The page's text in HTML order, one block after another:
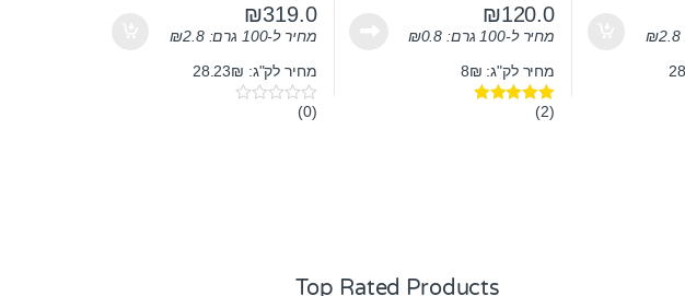
₪2.8
₪120.0
מחיר ל-100 גרם: ₪0.8
מחיר לק"ג: 8₪
דורג(2)
₪319.0
מחיר ל-100 גרם: ₪2.8
מחיר לק"ג: 28.23₪
0
(0)
Top Rated Products